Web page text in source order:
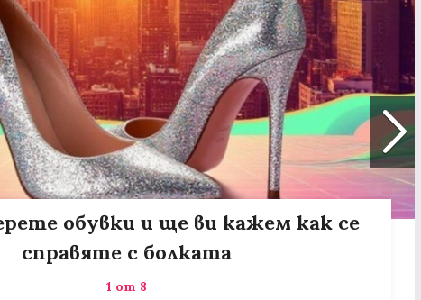
обувки и ще ви кажем как се
справяте с болката
1 от 8